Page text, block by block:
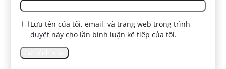
Lưu tên của tôi, email, và trang web trong trình
duyệt này cho lần bình luận kế tiếp của tôi.